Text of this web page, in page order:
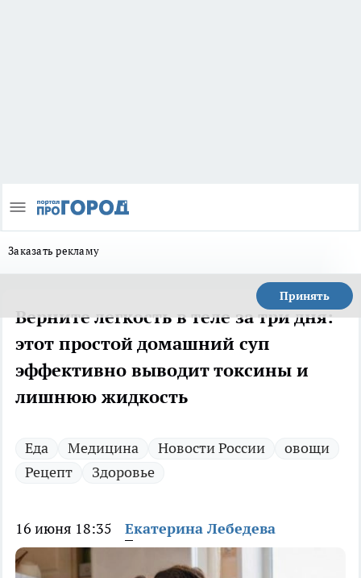
Заказать рекламу
Принять
Верните легкость в теле за три дня:
этот простой домашний суп
эффективно выводит токсины и
лишнюю жидкость
Еда Медицина Новости России
овощи
Рецепт
Здоровье
16 июня 18:35 Екатерина Лебедева